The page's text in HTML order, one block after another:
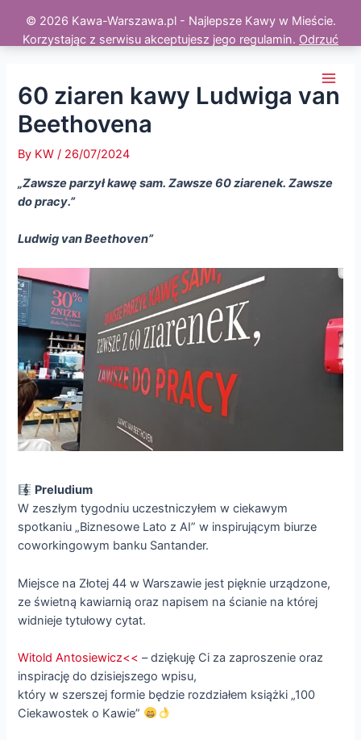
© 2026 Kawa-Warszawa.pl - Najlepsze Kawy w Mieście.
Korzystając z serwisu akceptujesz jego regulamin. Odrzuć
content
Main
60 ziaren kawy Ludwiga van
Beethovena
By KW/ 26/07/2024
„Zawsze parzył kawę sam. Zawsze 60 ziarenek. Zawsze
do pracy.”
Ludwig van Beethoven”
Preludium
W zeszłym tygodniu uczestniczyłem w ciekawym
spotkaniu „Biznesowe Lato z AI” w inspirującym biurze
coworkingowym banku Santander.
Miejsce na Złotej 44 w Warszawie jest pięknie urządzone,
ze świetną kawiarnią oraz napisem na ścianie na której
widnieje tytułowy cytat.
Witold Antosiewicz<< – dziękuję Ci za zaproszenie oraz
inspirację do dzisiejszego wpisu,
który w szerszej formie będzie rozdziałem książki „100
Ciekawostek o Kawie”